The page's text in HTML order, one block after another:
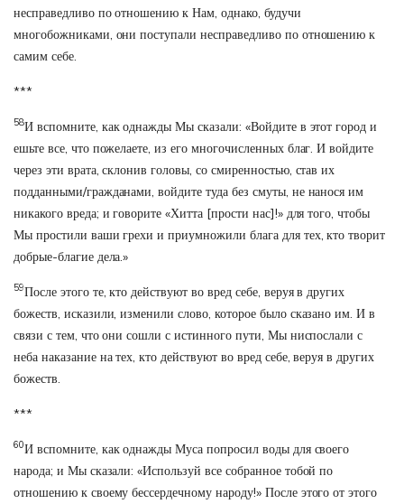
несправедливо по отношению к Нам, однако, будучи
многобожниками, они поступали несправедливо по отношению к
самим себе.
***
58И вспомните, как однажды Мы сказали: «Войдите в этот город и
ешьте все, что пожелаете, из его многочисленных благ. И войдите
через эти врата, склонив головы, со смиренностью, став их
подданными/гражданами, войдите туда без смуты, не нанося им
никакого вреда; и говорите «Хитта [прости нас]!» для того, чтобы
Мы простили ваши грехи и приумножили блага для тех, кто творит
добрые-благие дела.»
59После этого те, кто действуют во вред себе, веруя в других
божеств, исказили, изменили слово, которое было сказано им. И в
связи с тем, что они сошли с истинного пути, Мы ниспослали с
неба наказание на тех, кто действуют во вред себе, веруя в других
божеств.
***
60И вспомните, как однажды Муса попросил воды для своего
народа; и Мы сказали: «Используй все собранное тобой по
отношению к своему бессердечному народу!» После этого от этого